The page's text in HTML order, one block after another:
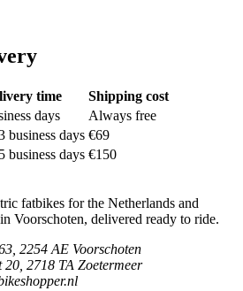
time
Shipping cost
days
Always free
business days €69
business days €150
fatbikes for the Netherlands and
Voorschoten, delivered ready to ride.
2254 AE Voorschoten
20, 2718 TA Zoetermeer